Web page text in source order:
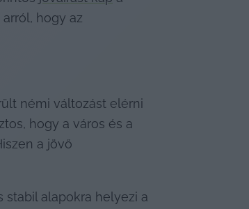
arról, hogy az
némi változást elérni
hogy a város és a
a jövő
stabil alapokra helyezi a